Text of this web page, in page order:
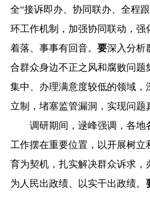
全“接诉即办、协同联办、全程
环工作机制， 加强协同联动，强
着落、事事有回音。要深入分析
合群众身边不正之风和腐败问题
集中、办理满意度较低的领域，
立制，堵塞监管漏洞， 实现问题
调研期间，逯峰强调，各地
工作摆在重要位置， 以开展树立
育为契机，扎实解决群众诉求，
为人民出政绩、以实干出政绩。